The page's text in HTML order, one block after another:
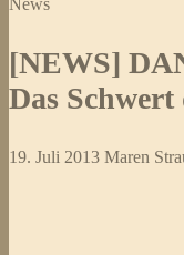
[NEWS]
Das Schwert
19. Juli 2013 Maren